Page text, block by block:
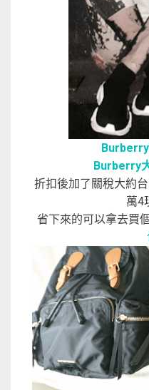
Burberry
折扣後加了關稅大約
萬4
省下來的可以拿去買個